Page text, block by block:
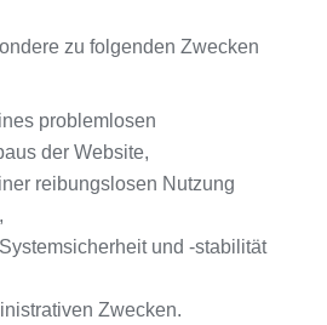
zu folgenden Zwecken
problemlosen
der Website,
reibungslosen Nutzung
und -stabilität
Zwecken.